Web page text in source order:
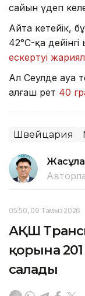
сайын үдеп
Айта кетейік,
42°C-қа
ескертуі
Ал Сеулде ауа
алғаш рет 40
Швейцария
05:50, 09 Тамыз 2026
АҚШ
қорына
салады